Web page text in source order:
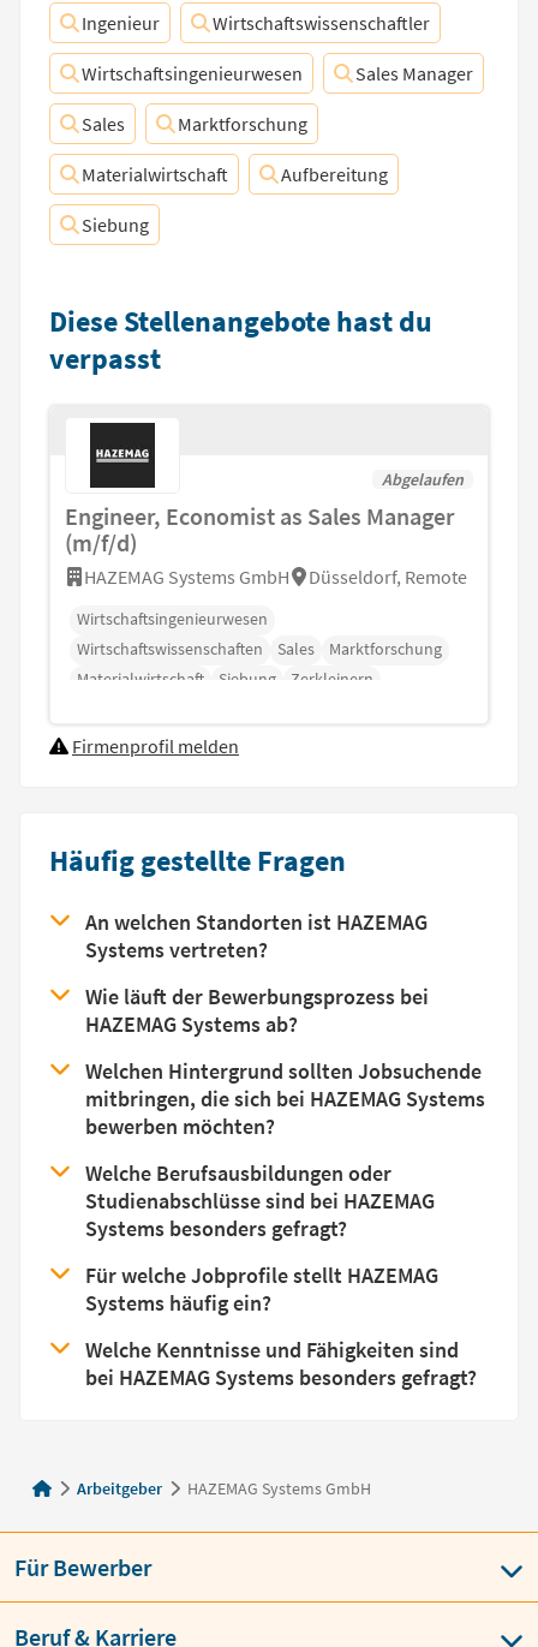
Ingenieur Wirtschaftswissenschaftler
Wirtschaftsingenieurwesen Sales Manager
Sales Marktforschung
Materialwirtschaft Aufbereitung
Siebung
Diese Stellenangebote hast du
verpasst
Abgelaufen
Engineer, Economist as Sales Manager
(m/f/d)
HAZEMAG Systems GmbH Düsseldorf, Remote
Wirtschaftsingenieurwesen
Wirtschaftswissenschaften
Sales
Marktforschung
Materialwirtschaft
Siebung Zerkleinern
Firmenprofil melden
Häufig gestellte Fragen
An welchen Standorten ist HAZEMAG
Systems vertreten?
Wie läuft der Bewerbungsprozess bei
HAZEMAG Systems ab?
Welchen Hintergrund sollten Jobsuchende
mitbringen, die sich bei HAZEMAG Systems
bewerben möchten?
Welche Berufsausbildungen oder
Studienabschlüsse sind bei HAZEMAG
Systems besonders gefragt?
Für welche Jobprofile stellt HAZEMAG
Systems häufig ein?
Welche Kenntnisse und Fähigkeiten sind
bei HAZEMAG Systems besonders gefragt?
Arbeitgeber HAZEMAG Systems GmbH
Für Bewerber
Beruf & Karriere